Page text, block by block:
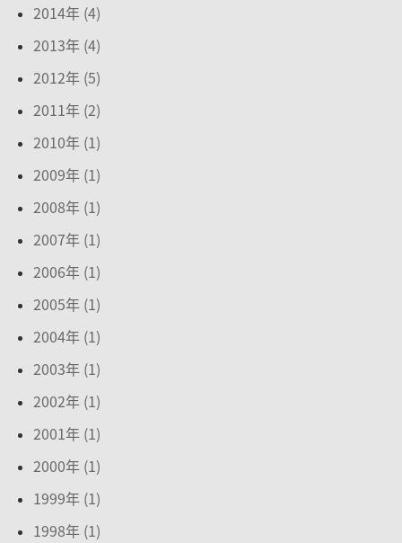
2014年 (4)
2013年 (4)
2012年 (5)
2011年 (2)
2010年 (1)
2009年 (1)
2008年 (1)
2007年 (1)
2006年 (1)
2005年 (1)
2004年 (1)
2003年 (1)
2002年 (1)
2001年 (1)
2000年 (1)
1999年 (1)
1998年 (1)